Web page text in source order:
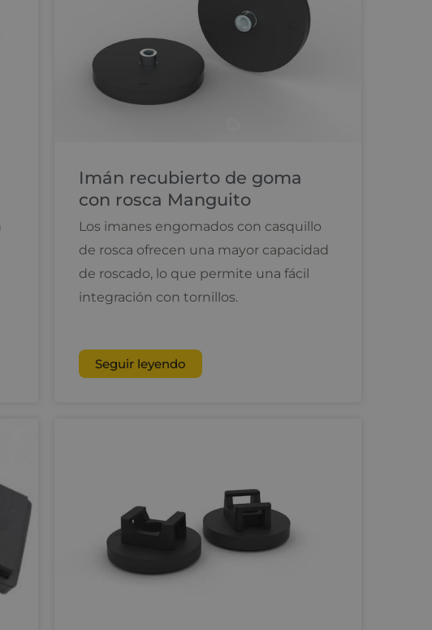
Imán recubierto de goma
con rosca Manguito
Los imanes engomados con casquillo
de rosca ofrecen una mayor capacidad
de roscado, lo que permite una fácil
integración con tornillos.
Seguir leyendo